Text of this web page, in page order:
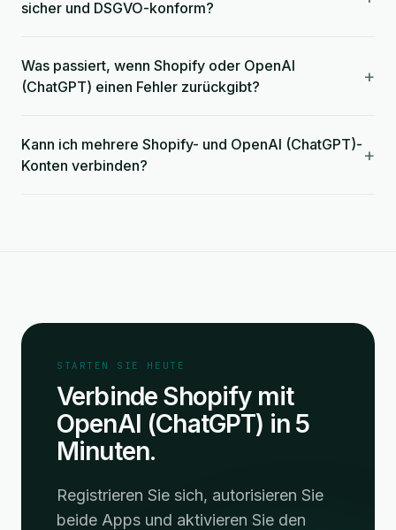
sicher und DSGVO-konform?
Was passiert, wenn Shopify oder OpenAI
(ChatGPT) einen Fehler zurückgibt?
+
Kann ich mehrere Shopify- und OpenAI (ChatGPT)-
Konten verbinden?
+
STARTEN SIE HEUTE
Verbinde Shopify mit
OpenAI (ChatGPT) in 5
Minuten.
Registrieren Sie sich, autorisieren Sie
beide Apps und aktivieren Sie den